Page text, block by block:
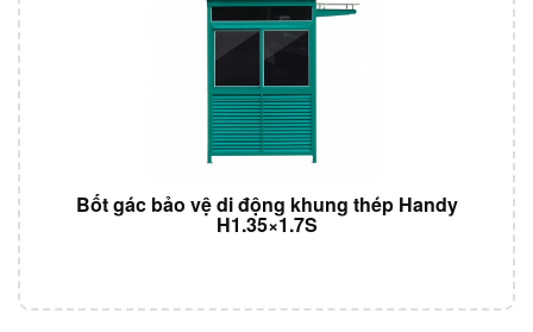
Bốt gác bảo vệ di động khung thép Handy
H1.35×1.7S